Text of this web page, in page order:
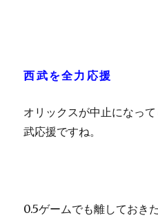
西武を全力応援
オリックスが中止になっ
武応援ですね。
0.5ゲームでも離しておきた